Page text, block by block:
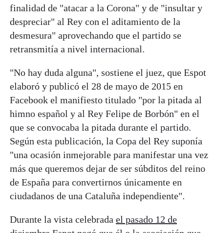
finalidad de "atacar a la Corona" y de "insultar y
despreciar" al Rey con el aditamiento de la
desmesura" aprovechando que el partido se
retransmitía a nivel internacional.
"No hay duda alguna", sostiene el juez, que Espot
elaboró y publicó el 28 de mayo de 2015 en
Facebook el manifiesto titulado "por la pitada al
himno español y al Rey Felipe de Borbón" en el
que se convocaba la pitada durante el partido.
Según esta publicación, la Copa del Rey suponía
"una ocasión inmejorable para manifestar una vez
más que queremos dejar de ser súbditos del reino
de España para convertirnos únicamente en
ciudadanos de una Cataluña independiente".
Durante la vista celebrada el pasado 12 de